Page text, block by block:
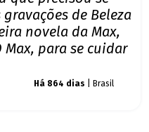
de Beleza
novela da Max,
Max, para se cuidar
Há 864 dias | Brasil